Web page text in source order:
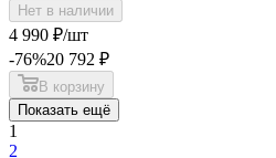
Нет в наличии
4 990 ₽/шт
-76%20 792 ₽
В корзину
Показать ещё
1
2